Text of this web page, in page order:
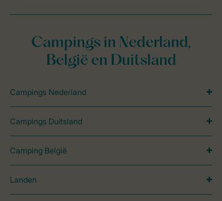
Campings in Nederland,
België en Duitsland
Campings Nederland
Campings Duitsland
Camping België
Landen